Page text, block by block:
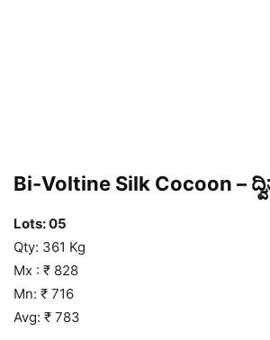
Bi-Voltine Silk Cocoon –
Lots: 05
Qty: 361 Kg
Mx : ₹ 828
Mn: ₹ 716
Avg: ₹ 783